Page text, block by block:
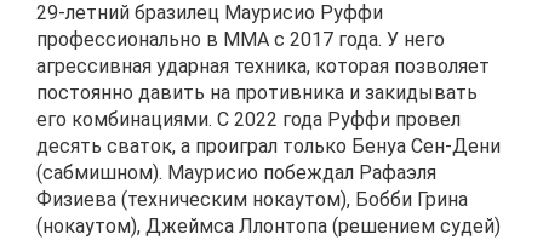
29-летний бразилец Маурисио Руффи
профессионально в ММА с 2017 года. У него
агрессивная ударная техника, которая позволяет
постоянно давить на противника и закидывать
его комбинациями. С 2022 года Руффи провел
десять сваток, а проиграл только Бенуа Сен-Дени
(сабмишном). Маурисио побеждал Рафаэля
Физиева (техническим нокаутом), Бобби Грина
(нокаутом), Джеймса Ллонтопа (решением судей)